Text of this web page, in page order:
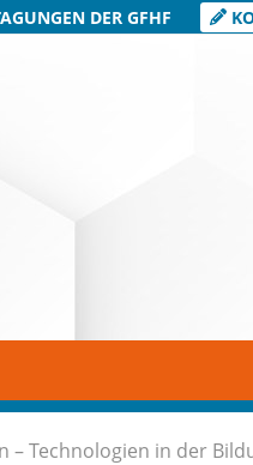
DER GFHF
– Technologien in der